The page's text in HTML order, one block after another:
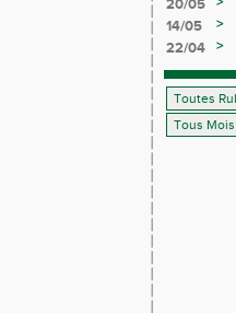
20/05
14/05
>
22/04
>